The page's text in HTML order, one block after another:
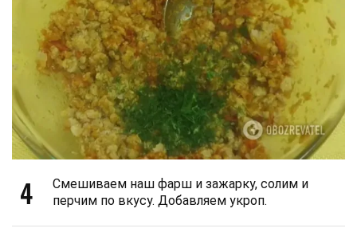
4
Смешиваем наш фарш и зажарку, солим и
перчим по вкусу. Добавляем укроп.